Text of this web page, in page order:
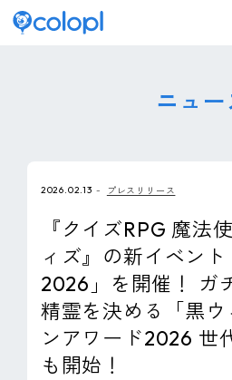
IR情報
採用情報
サステナビリティ
ニュー
2026.02.13 プレスリリース
『クイズRPG 魔法
ィズ』の新イベン
2026」を開催！ ガ
精霊を決める「黒
ンアワード2026 世
も開始！